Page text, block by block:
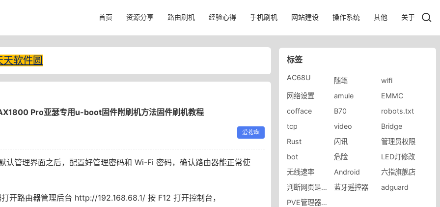
首页 资源分享 路由刷机 经验心得 手机刷机 网站建设 操作系统 其他 关于
天软件圆
Pro亚瑟专用u-boot固件附刷机方法固件刷机教程
爱搜啊
认管理界面之后，配置好管理密码和 Wi-Fi 密码，确认路由器能正常使
开路由器管理后台 http://192.168.68.1/ 按 F12 打开控制台，
标签
AC68U 随笔
wifi
网络设置
amule
EMMC
cofface
B70
robots.txt
tcp
video
Bridge
Rust
闪讯
管理员权限
bot
危险
LED灯修改
无线速率
Android
六指旗舰店
判断网页是否激活
蓝牙遥控器
adguard
PVE管理器版本